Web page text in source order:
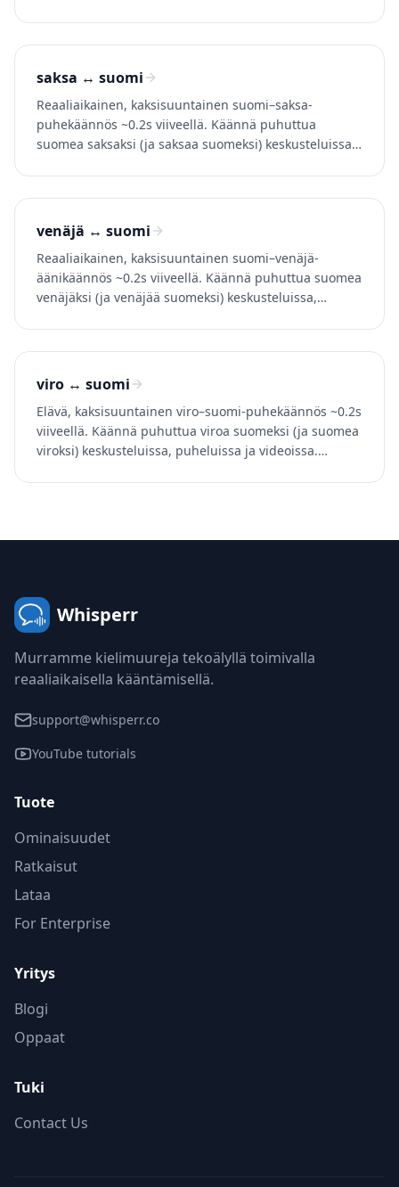
saksa ↔ suomi
Reaaliaikainen, kaksisuuntainen suomi–saksa-
puhekäännös ~0.2s viiveellä. Käännä puhuttua
suomea saksaksi (ja saksaa suomeksi) keskusteluissa,
venäjä ↔ suomi
Reaaliaikainen, kaksisuuntainen suomi–venäjä-
äänikäännös ~0.2s viiveellä. Käännä puhuttua suomea
venäjäksi (ja venäjää suomeksi) keskusteluissa,
viro ↔ suomi
Elävä, kaksisuuntainen viro–suomi-puhekäännös ~0.2s
viiveellä. Käännä puhuttua viroa suomeksi (ja suomea
viroksi) keskusteluissa, puheluissa ja videoissa.
Whisperr
Murramme kielimuureja tekoälyllä toimivalla
reaaliaikaisella kääntämisellä.
support@whisperr.co
YouTube tutorials
Tuote
Ominaisuudet
Ratkaisut
Lataa
For Enterprise
Yritys
Blogi
Oppaat
Tuki
Contact Us